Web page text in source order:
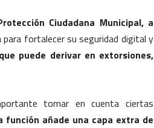
Ciudadana Municipal, a
para fortalecer su seguridad digital y
puede derivar en extorsiones,
tomar en cuenta ciertas
función añade una capa extra de